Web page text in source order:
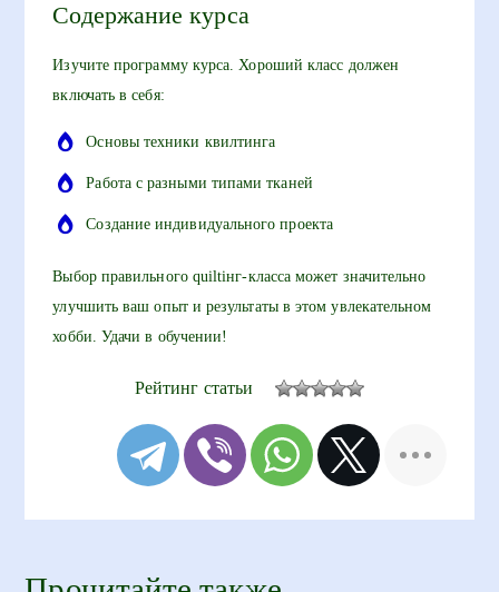
Содержание курса
Изучите программу курса. Хороший класс должен
включать в себя:
Основы техники квилтинга
Работа с разными типами тканей
Создание индивидуального проекта
Выбор правильного quiltiнг-класса может значительно
улучшить ваш опыт и результаты в этом увлекательном
хобби. Удачи в обучении!
Рейтинг статьи